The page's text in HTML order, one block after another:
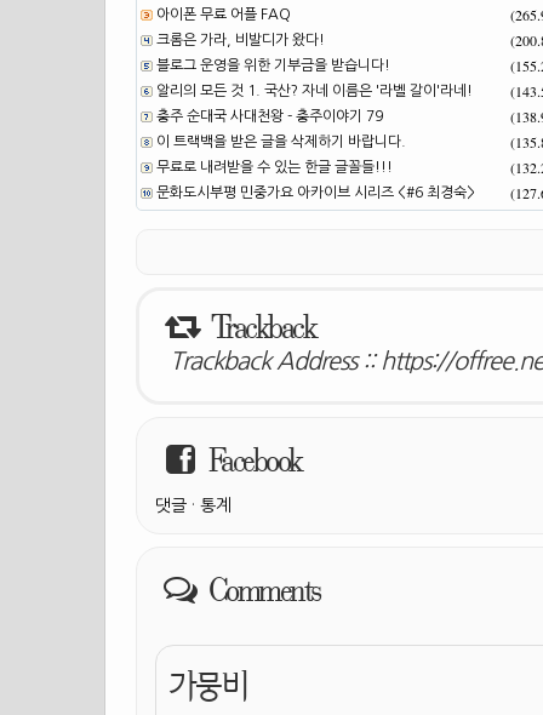
아이폰 무료 어플 FAQ
크롬은 가라, 비발디가 왔다!
블로그 운영을 위한 기부금을 받습니다!
알리의 모든 것 1. 국산? 자네 이름은 '라벨 갈이'라네!
충주 순대국 사대천왕 - 충주이야기 79
이 트랙백을 받은 글을 삭제하기 바랍니다.
무료로 내려받을 수 있는 한글 글꼴들!!!
문화도시부평 민중가요 아카이브 시리즈 <#6 최경숙>
Trackback
Trackback Address :: https://
Facebook
댓글 · 통계
Comments
가뭉비